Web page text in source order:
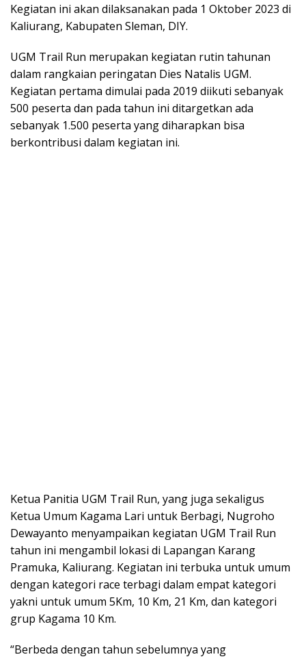
Kegiatan ini akan dilaksanakan pada 1 Oktober 2023 di
Kaliurang, Kabupaten Sleman, DIY.
UGM Trail Run merupakan kegiatan rutin tahunan
dalam rangkaian peringatan Dies Natalis UGM.
Kegiatan pertama dimulai pada 2019 diikuti sebanyak
500 peserta dan pada tahun ini ditargetkan ada
sebanyak 1.500 peserta yang diharapkan bisa
berkontribusi dalam kegiatan ini.
Ketua Panitia UGM Trail Run, yang juga sekaligus
Ketua Umum Kagama Lari untuk Berbagi, Nugroho
Dewayanto menyampaikan kegiatan UGM Trail Run
tahun ini mengambil lokasi di Lapangan Karang
Pramuka, Kaliurang. Kegiatan ini terbuka untuk umum
dengan kategori race terbagi dalam empat kategori
yakni untuk umum 5Km, 10 Km, 21 Km, dan kategori
grup Kagama 10 Km.
“Berbeda dengan tahun sebelumnya yang